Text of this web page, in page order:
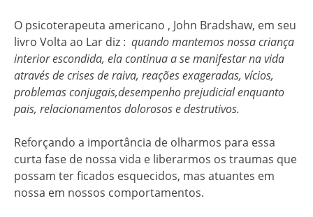
O psicoterapeuta americano , John Bradshaw, em seu
livro Volta ao Lar diz : quando mantemos nossa criança
interior escondida, ela continua a se manifestar na vida
através de crises de raiva, reações exageradas, vícios,
problemas conjugais,desempenho prejudicial enquanto
pais, relacionamentos dolorosos e destrutivos.
Reforçando a importância de olharmos para essa
curta fase de nossa vida e liberarmos os traumas que
possam ter ficados esquecidos, mas atuantes em
nossa em nossos comportamentos.